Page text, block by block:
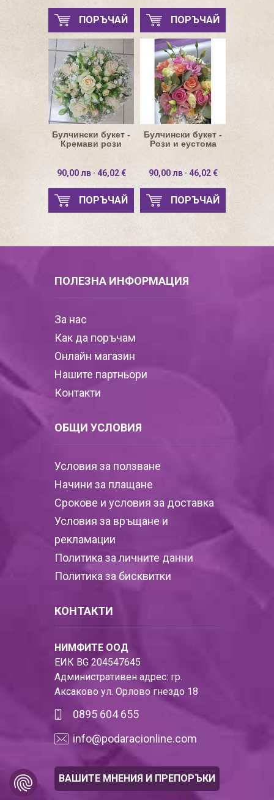
ПОРЪЧАЙ ПОРЪЧАЙ
Булчински букет -
Кремави рози
90,00 лв · 46,02 €
ПОРЪЧАЙ
Булчински букет -
Рози и еустома
90,00 лв · 46,02 €
ПОРЪЧАЙ
ПОЛЕЗНА ИНФОРМАЦИЯ
За нас
Как да поръчам
Онлайн магазин
Нашите партньори
Контакти
ОБЩИ УСЛОВИЯ
Условия за ползване
Начини за плащане
Срокове и условия за доставка
Условия за връщане и
рекламации
Политика за личните данни
Политика за бисквитки
КОНТАКТИ
НИМФИТЕ ООД
ЕИК BG 204547645
Административен адрес: гр.
Аксаково ул. Орлово гнездо 18
0895 604 655
info@podaracionline.com
ВАШИТЕ МНЕНИЯ И ПРЕПОРЪКИ